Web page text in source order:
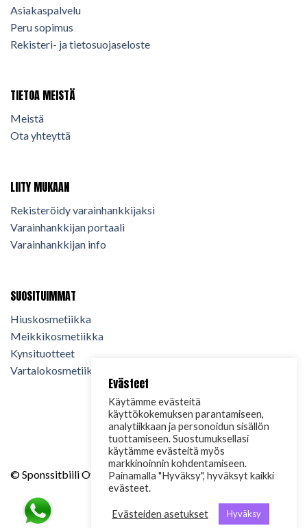
Asiakaspalvelu
Peru sopimus
Rekisteri- ja tietosuojaseloste
TIETOA MEISTÄ
Meistä
Ota yhteyttä
LIITY MUKAAN
Rekisteröidy varainhankkijaksi
Varainhankkijan portaali
Varainhankkijan info
SUOSITUIMMAT
Hiuskosmetiikka
Meikkikosmetiikka
Kynsituotteet
Vartalokosmetiikka
© Sponssitbiili Oy. 2024. Kaikki oikeudet pidätetään.
Evästeet
Käytämme evästeitä
käyttökokemuksen parantamiseen,
analytiikkaan ja personoidun sisällön
tuottamiseen. Suostumuksellasi
käytämme evästeitä myös
markkinoinnin kohdentamiseen.
Painamalla "Hyväksy", hyväksyt kaikki
evästeet.
Evästeiden asetukset Hyväksy